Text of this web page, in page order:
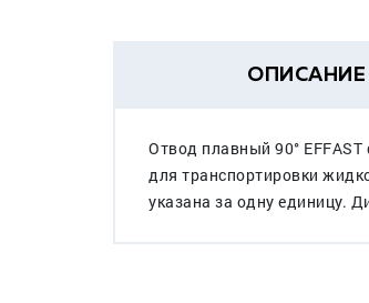
ОПИСАНИЕ
Отвод плавный 90°
для транспортировки
указана за одну единицу.